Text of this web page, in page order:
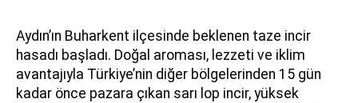
Aydın’ın Buharkent ilçesinde beklenen taze incir
hasadı başladı. Doğal aroması, lezzeti ve iklim
avantajıyla Türkiye’nin diğer bölgelerinden 15 gün
kadar önce pazara çıkan sarı lop incir, yüksek